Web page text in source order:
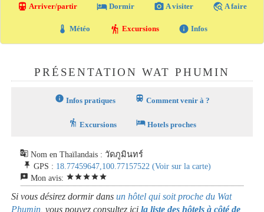
directions_transit Arriver/partir local_hotel Dormir photo_camera A visiter travel_explore A faire
thermostat Météo hiking Excursions info Infos
PRÉSENTATION WAT PHUMIN
info Infos pratiques train Comment venir à ?
hiking Excursions hotelHotels proches
g_translate Nom en Thaïlandais : วัดภูมินทร์
push_pin GPS : 18.77459647,100.77157522 (Voir sur la carte)
reviews Mon avis: starstarstarstarstar
Si vous désirez dormir dansun hôtel qui soit proche du Wat
Phumin , vous pouvez consultez icila liste des hôtels à côté de